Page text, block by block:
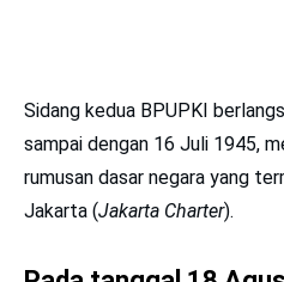
Sidang kedua BPUPKI
sampai dengan 16 Juli 1945,
rumusan dasar negara yang
Jakarta (Jakarta Charter).